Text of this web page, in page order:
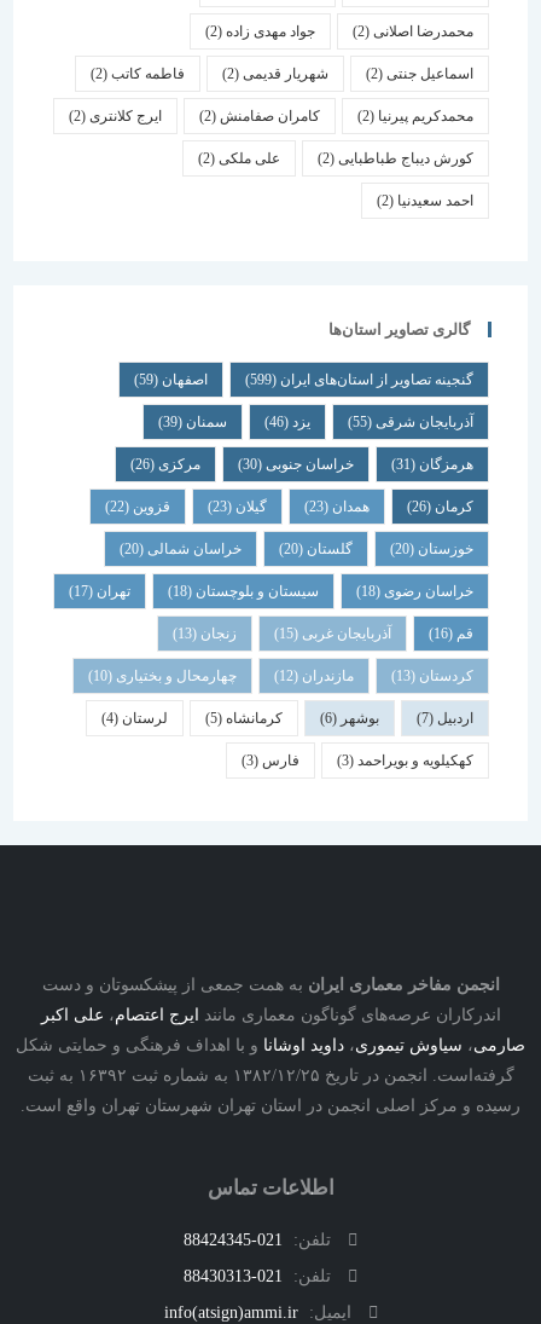
محمدرضا اصلانی(2) جواد مهدی زاده(2)
اسماعیل جنتی(2) شهریار قدیمی(2) فاطمه کاتب(2)
محمدکریم پیرنیا (2) کامران صفامنش(2) ایرج کلانتری (2)
کورش دیباج طباطبایی(2) علی ملکی(2)
احمد سعیدنیا (2)
گالری تصاویر استان‌ها
گنجینه تصاویر از استان‌های ایران(599) اصفهان (59)
آذربایجان شرقی(55) یزد سمنان (39)
هرمزگان(31) خراسان جنوبی(30) مرکزی (26)
همدان گیلان قزوین
خوزستان(20) گلستان (20) خراسان شمالی(20)
خراسان رضوی(18) سیستان و بلوچستان(18) تهران
آذربایجان غربی(15) زنجان
کردستان(13) مازندران(12) چهارمحال و بختیاری (10)
بوشهر کرمانشاه(5) لرستان (4)
کهکیلویه و بویراحمد(3) فارس
مفاخر معماری ایرانبه همت جمعی از پیشکسوتان و دست
عرصه‌های گوناگون معماری مانندایرج اعتصام،علی اکبر
،سیاوش تیموری،داوید اوشاناو با اهداف فرهنگی و حمایتی شکل
گرفته‌است. انجمن در تاریخ ۱۳۸۲/۱۲/۲۵ به شماره ثبت ۱۶۳۹۲ به ثبت
و مرکز اصلی انجمن در استان تهران شهرستان تهران واقع است.
اطلاعات تماس
تلفن:
021-88424345
تلفن:
021-88430313
ایمیل:
info(atsign)ammi.ir